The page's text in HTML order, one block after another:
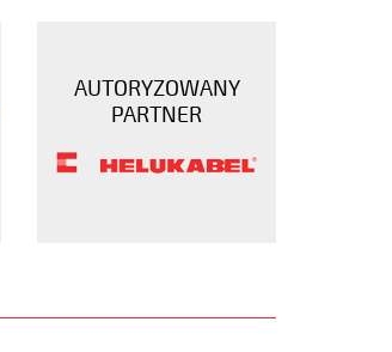
AUTORYZOWANY
PARTNER